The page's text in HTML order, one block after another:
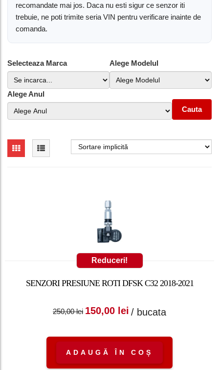
recomandate mai jos. Daca nu esti sigur ce senzor iti
trebuie, ne poti trimite seria VIN pentru verificare inainte de
comanda.
Selecteaza Marca Alege Modelul
Alege Anul
Cauta
Reduceri!
SENZORI PRESIUNE ROTI DFSK C32 2018-2021
250,00lei
Prețul inițial a fost:
150,00 lei
Prețul curent
/ bucata
ADAUGĂ ÎN COȘ